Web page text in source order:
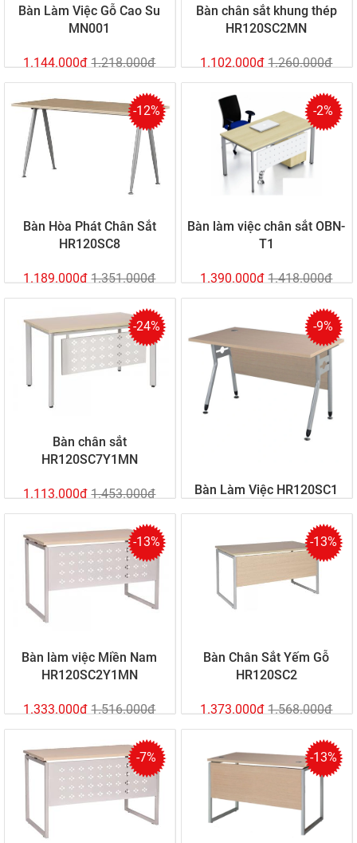
Bàn Làm Việc Gỗ Cao Su
MN001
1.144.000đ 1.218.000đ
Bàn chân sắt khung thép
HR120SC2MN
1.102.000đ 1.260.000đ
-12%
Bàn Hòa Phát Chân Sắt
HR120SC8
1.189.000đ 1.351.000đ
-2%
Bàn làm việc chân sắt OBN-
T1
1.390.000đ 1.418.000đ
-24%
Bàn chân sắt
HR120SC7Y1MN
1.113.000đ 1.453.000đ
-9%
Bàn Làm Việc HR120SC1
1.373.000đ 1.498.000đ
-13%
Bàn làm việc Miền Nam
HR120SC2Y1MN
1.333.000đ 1.516.000đ
-13%
Bàn Chân Sắt Yếm Gỗ
HR120SC2
1.373.000đ 1.568.000đ
-7% -13%